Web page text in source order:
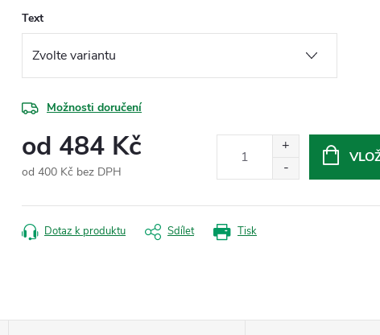
Text
Možnosti doručení
od 484 Kč
od 400 Kč bez DPH
cena:
Tisk
Dotaz k produktu Sdílet